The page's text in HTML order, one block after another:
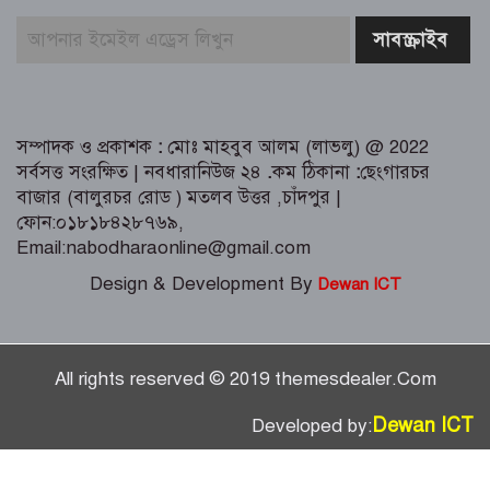
সময় লুন্ঠিত মালামালসহ ছয় ডাকাত
গ্রেফতার
সম্পাদক ও প্রকাশক : মোঃ মাহবুব আলম (লাভলু) @ 2022
সর্বসত্ত সংরক্ষিত | নবধারানিউজ ২৪ .কম ঠিকানা :ছেংগারচর
বাজার (বালুরচর রোড ) মতলব উত্তর ,চাঁদপুর |
ফোন:০১৮১৮৪২৮৭৬৯,
Email:nabodharaonline@gmail.com
Design & Development By Dewan ICT
All rights reserved © 2019 themesdealer.Com
Developed by:Dewan ICT